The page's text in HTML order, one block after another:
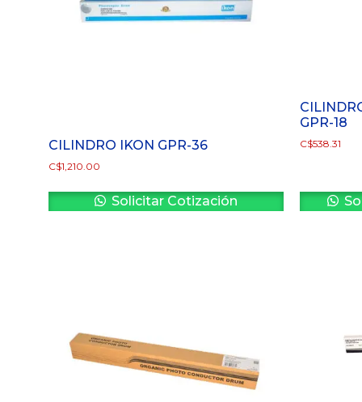
CILINDRO IKON GPR-36
C$1,210.00
Solicitar Cotización
GPR-18
C$538.31